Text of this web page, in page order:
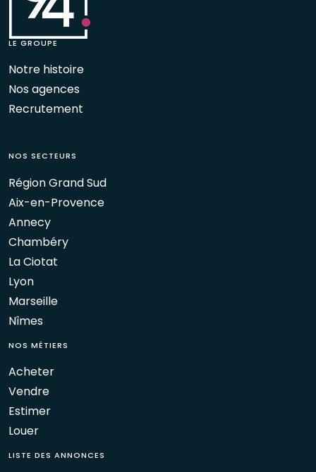
LE GROUPE
Notre histoire
Nos agences
Recrutement
NOS SECTEURS
Région Grand Sud
Aix-en-Provence
Annecy
Chambéry
La Ciotat
Lyon
Marseille
Nîmes
NOS MÉTIERS
Acheter
Vendre
Estimer
Louer
LISTE DES ANNONCES